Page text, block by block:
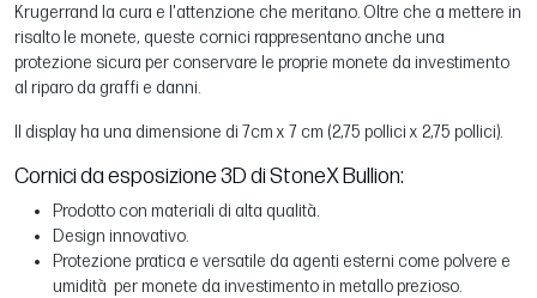
Krugerrand la cura e l'attenzione che meritano. Oltre che a mettere in
risalto le monete, queste cornici rappresentano anche una
protezione sicura per conservare le proprie monete da investimento
al riparo da graffi e danni.
Il display ha una dimensione di 7cm x 7 cm (2,75 pollici x 2,75 pollici).
Cornici da esposizione 3D di StoneX Bullion:
Prodotto con materiali di alta qualità.
Design innovativo.
Protezione pratica e versatile da agenti esterni come polvere e
umidità per monete da investimento in metallo prezioso.